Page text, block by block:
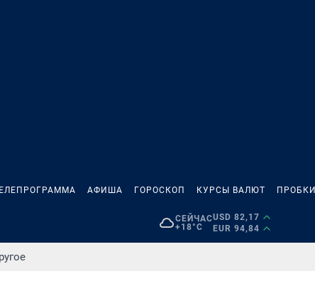
АФИША ГОРОСКОП КУРСЫ ВАЛЮТ ПРОБКИ
СЕЙЧАС
+18°C
USD 82,17
EUR 94,84